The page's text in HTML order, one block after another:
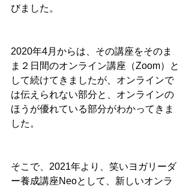
びました。
2020年4月からは、その講座をそのま
ま２日間のオンライン講座（Zoom）と
して続けてきましたが、オンラインで
は伝えられない部分と、オンラインの
ほうが優れている部分がわかってきま
した。
そこで、2021年より、笑いヨガリーダ
ー養成講座Neoとして、新しいオンラ